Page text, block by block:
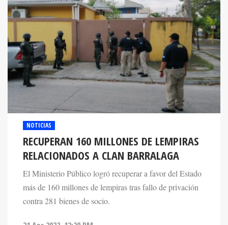
NOTICIAS
RECUPERAN 160 MILLONES DE LEMPIRAS
RELACIONADOS A CLAN BARRALAGA
El Ministerio Público logró recuperar a favor del Estado
más de 160 millones de lempiras tras fallo de privación
contra 281 bienes de socio.